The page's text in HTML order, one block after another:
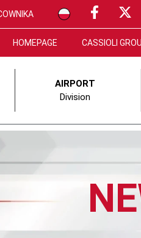
HOMEPAGE CASSIOLI
AIRPORT
Division